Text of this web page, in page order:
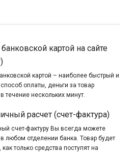
картой на сайте
картой – наиболее быстрый и
оплаты, деньги за товар
течение нескольких минут.
расчет (счет-фактура)
счет-фактуру Вы всегда можете
в любом отделении банка. Товар будет
как только средства поступят на